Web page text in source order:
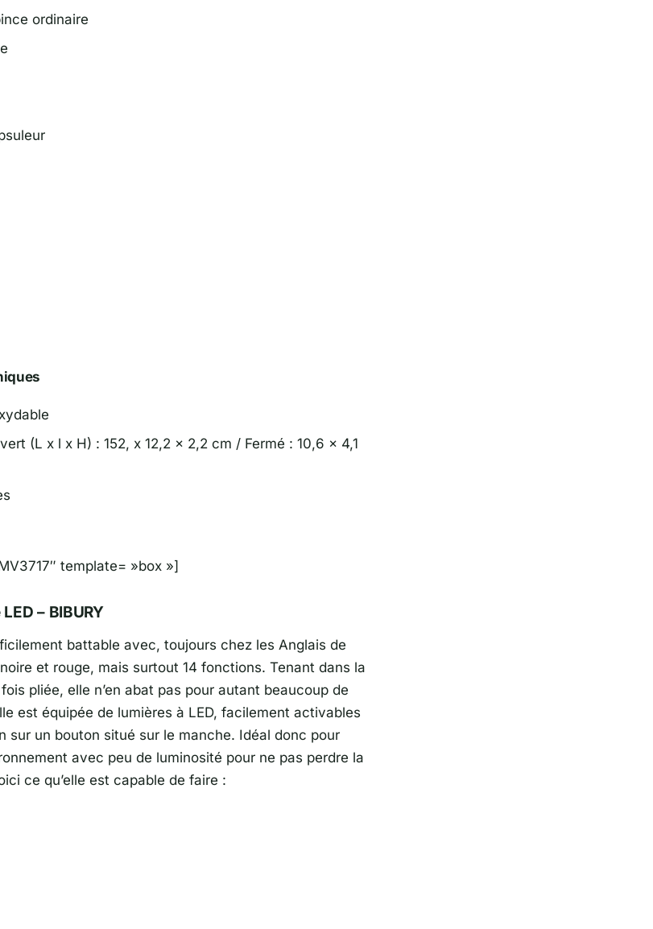
ordinaire
(L x l x H) : 152, x 12,2 x 2,2 cm / Fermé : 10,6 x 4,1
template= »box »]
– BIBURY
battable avec, toujours chez les Anglais de
et rouge, mais surtout 14 fonctions. Tenant dans la
pliée, elle n’en abat pas pour autant beaucoup de
est équipée de lumières à LED, facilement activables
sur un bouton situé sur le manche. Idéal donc pour
avec peu de luminosité pour ne pas perdre la
ce qu’elle est capable de faire :